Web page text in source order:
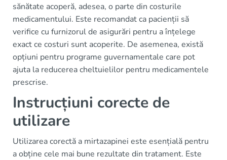
sănătate acoperă, adesea, o parte din costurile
medicamentului. Este recomandat ca pacienții să
verifice cu furnizorul de asigurări pentru a înțelege
exact ce costuri sunt acoperite. De asemenea, există
opțiuni pentru programe guvernamentale care pot
ajuta la reducerea cheltuielilor pentru medicamentele
prescrise.
Instrucțiuni corecte de
utilizare
Utilizarea corectă a mirtazapinei este esențială pentru
a obține cele mai bune rezultate din tratament. Este